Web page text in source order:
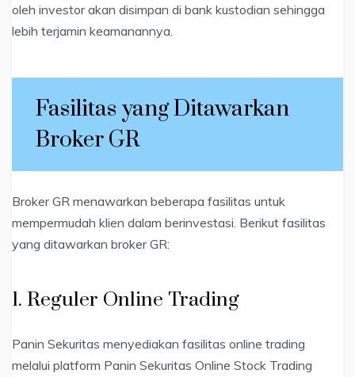
oleh investor akan disimpan di bank kustodian sehingga
lebih terjamin keamanannya.
Fasilitas yang Ditawarkan
Broker GR
Broker GR menawarkan beberapa fasilitas untuk
mempermudah klien dalam berinvestasi. Berikut fasilitas
yang ditawarkan broker GR:
1. Reguler Online Trading
Panin Sekuritas menyediakan fasilitas online trading
melalui platform Panin Sekuritas Online Stock Trading